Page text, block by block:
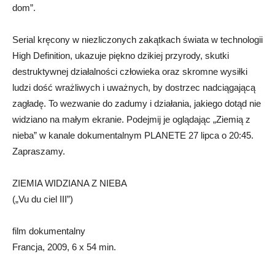
dom”.
Serial kręcony w niezliczonych zakątkach świata w technologii
High Definition, ukazuje piękno dzikiej przyrody, skutki
destruktywnej działalności człowieka oraz skromne wysiłki
ludzi dość wrażliwych i uważnych, by dostrzec nadciągającą
zagładę. To wezwanie do zadumy i działania, jakiego dotąd nie
widziano na małym ekranie. Podejmij je oglądając „Ziemią z
nieba” w kanale dokumentalnym PLANETE 27 lipca o 20:45.
Zapraszamy.
ZIEMIA WIDZIANA Z NIEBA
(„Vu du ciel III”)
film dokumentalny
Francja, 2009, 6 x 54 min.